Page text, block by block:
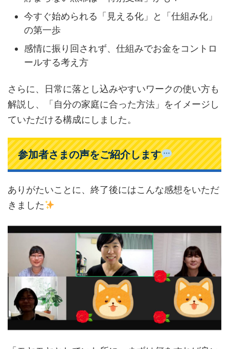
今すぐ始められる「見える化」と「仕組み化」
の第一歩
感情に振り回されず、仕組みでお金をコントロ
ールする考え方
さらに、日常に落とし込みやすいワークの使い方も
解説し、「自分の家庭に合った方法」をイメージし
ていただける構成にしました。
参加者さまの声をご紹介します
ありがたいことに、終了後にはこんな感想をいただ
きました